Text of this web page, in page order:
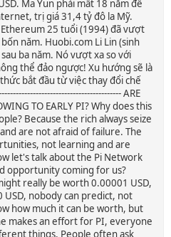
Ma Yun phải mất 18 năm để
trị giá 31,4 tỷ đô la Mỹ.
25 tuổi (1994) đã vượt
năm. Huobi.com Li Lin (sinh
ba năm. Nó vượt xa so với
thể đảo ngược! Xu hướng sẽ là
bắt đầu từ việc thay đổi chế
ARE
TO EARLY PI? Why does this
Because the rich always seize
are not afraid of failure. The
not learning and are
let's talk about the Pi Network
opportunity coming for us?
really be worth 0.00001 USD,
USD, nobody can predict, not
how much it can be worth, but
makes an effort for PI, everyone
things. People often ask